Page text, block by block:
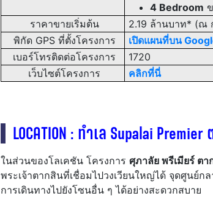
4 Bedroom
ราคาขายเริ่มต้น
2.19 ล้านบาท* (ณ
พิกัด GPS ที่ตั้งโครงการ
เปิดแผนที่บน
เบอร์โทรติดต่อโครงการ
1720
เว็บไซต์โครงการ
คลิกที่นี่
LOCATION : ทำเล Supalai
ในส่วนของโลเคชัน โครงการ ศุภาลัย พรีเมียร์ ต
พระเจ้าตากสินที่เชื่อมไปวงเวียนใหญ่ได้ จุดศูนย์
การเดินทางไปยังโซนอื่น ๆ ได้อย่างสะดวกสบาย